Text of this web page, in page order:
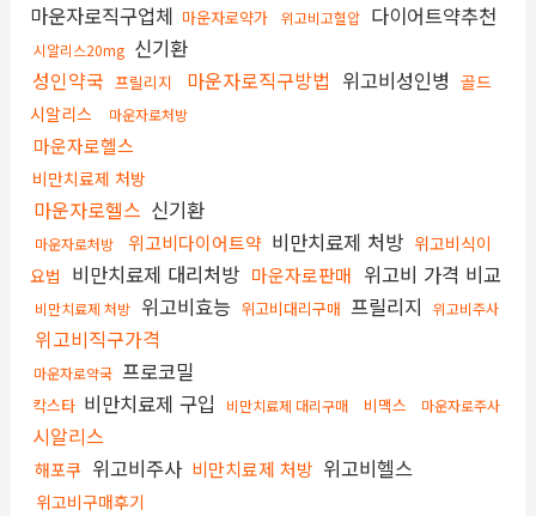
마운자로직구업체 마운자로약가 위고비고혈압 다이어트약추천
시알리스20mg 신기환
성인약국 프릴리지 마운자로직구방법 위고비성인병 골드
시알리스
마운자로처방
마운자로헬스
비만치료제 처방
마운자로헬스 신기환
마운자로처방 위고비다이어트약 비만치료제 처방 위고비식이
요법 비만치료제 대리처방 마운자로판매 위고비 가격 비교
비만치료제 처방 위고비효능 위고비대리구매 프릴리지 위고비주사
위고비직구가격
마운자로약국 프로코밀
칵스타 비만치료제 구입 비만치료제 대리구매 비맥스 마운자로주사
시알리스
해포쿠 위고비주사 비만치료제 처방 위고비헬스
위고비구매후기